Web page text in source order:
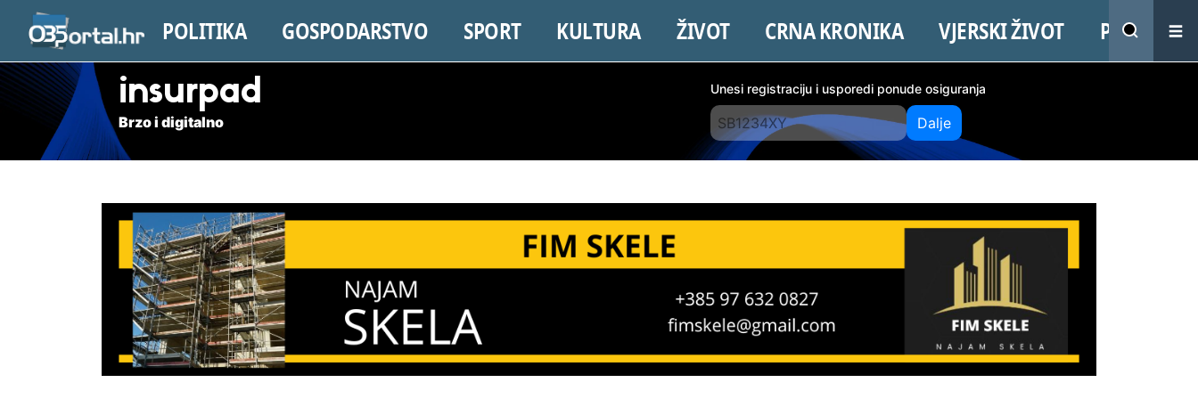
POLITIKA GOSPODARSTVO SPORT KULTURA ŽIVOT CRNA KRONIKA VJERSKI ŽIVOT PROMO
insurpad
Brzo i digitalno
Unesi registraciju i usporedi ponude osiguranja
Dalje